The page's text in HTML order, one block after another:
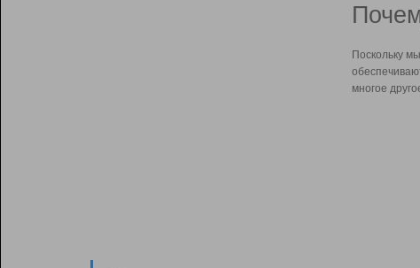
Поскольку
многое